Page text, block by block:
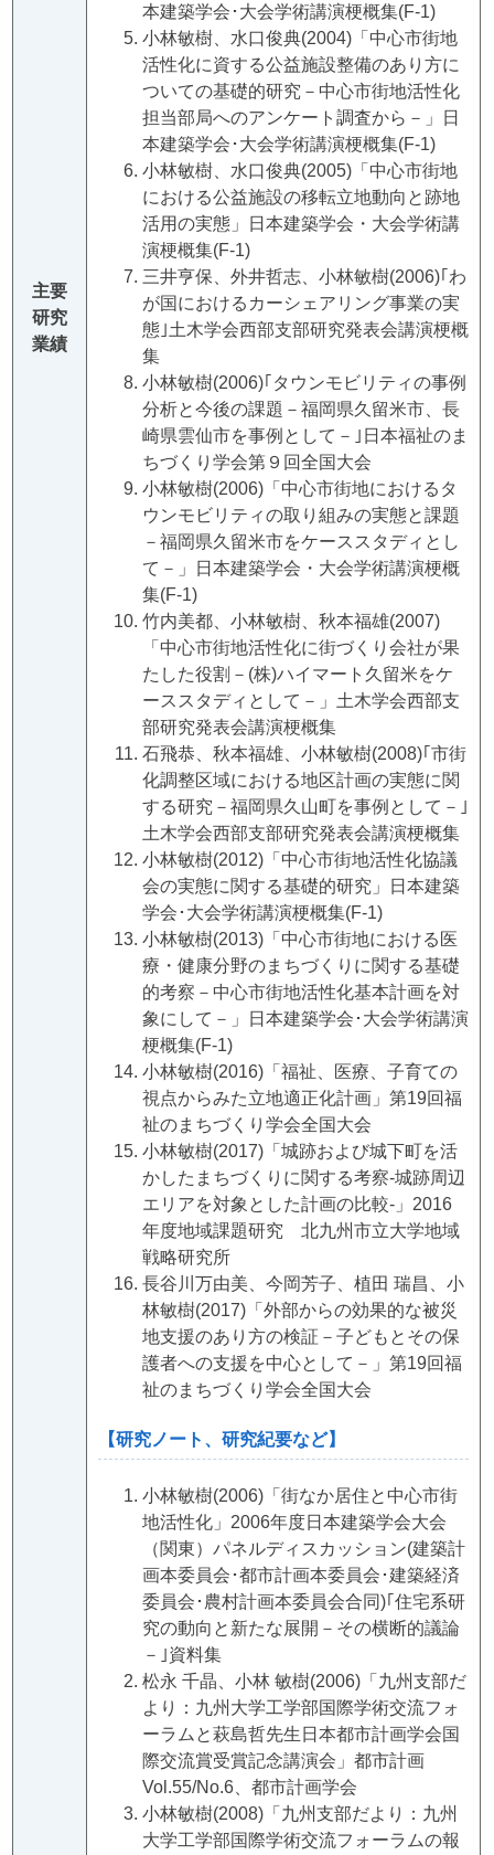
主要
研究
業績
本建築学会･大会学術講演梗概集(F-1)
小林敏樹、水口俊典(2004)「中心市街地
活性化に資する公益施設整備のあり方に
ついての基礎的研究－中心市街地活性化
担当部局へのアンケート調査から－」日
本建築学会･大会学術講演梗概集(F-1)
小林敏樹、水口俊典(2005)「中心市街地
における公益施設の移転立地動向と跡地
活用の実態」日本建築学会・大会学術講
演梗概集(F-1)
三井亨保、外井哲志、小林敏樹(2006)｢わ
が国におけるカーシェアリング事業の実
態｣土木学会西部支部研究発表会講演梗概
集
小林敏樹(2006)｢タウンモビリティの事例
分析と今後の課題－福岡県久留米市、長
崎県雲仙市を事例として－｣日本福祉のま
ちづくり学会第９回全国大会
小林敏樹(2006)「中心市街地におけるタ
ウンモビリティの取り組みの実態と課題
－福岡県久留米市をケーススタディとし
て－」日本建築学会・大会学術講演梗概
集(F-1)
竹内美都、小林敏樹、秋本福雄(2007)
「中心市街地活性化に街づくり会社が果
たした役割－(株)ハイマート久留米をケ
ーススタディとして－」土木学会西部支
部研究発表会講演梗概集
石飛恭、秋本福雄、小林敏樹(2008)｢市街
化調整区域における地区計画の実態に関
する研究－福岡県久山町を事例として－｣
土木学会西部支部研究発表会講演梗概集
小林敏樹(2012)「中心市街地活性化協議
会の実態に関する基礎的研究」日本建築
学会･大会学術講演梗概集(F-1)
小林敏樹(2013)「中心市街地における医
療・健康分野のまちづくりに関する基礎
的考察－中心市街地活性化基本計画を対
象にして－」日本建築学会･大会学術講演
梗概集(F-1)
小林敏樹(2016)「福祉、医療、子育ての
視点からみた立地適正化計画」第19回福
祉のまちづくり学会全国大会
小林敏樹(2017)「城跡および城下町を活
かしたまちづくりに関する考察‐城跡周辺
エリアを対象とした計画の比較‐」2016
年度地域課題研究 北九州市立大学地域
戦略研究所
長谷川万由美、今岡芳子、植田 瑞昌、小
林敏樹(2017)「外部からの効果的な被災
地支援のあり方の検証－子どもとその保
護者への支援を中心として－」第19回福
祉のまちづくり学会全国大会
【研究ノート、研究紀要など】
小林敏樹(2006)「街なか居住と中心市街
地活性化」2006年度日本建築学会大会
（関東）パネルディスカッション(建築計
画本委員会･都市計画本委員会･建築経済
委員会･農村計画本委員会合同)｢住宅系研
究の動向と新たな展開－その横断的議論
－｣資料集
松永 千晶、小林 敏樹(2006)「九州支部だ
より：九州大学工学部国際学術交流フォ
ーラムと萩島哲先生日本都市計画学会国
際交流賞受賞記念講演会」都市計画
Vol.55/No.6、都市計画学会
小林敏樹(2008)「九州支部だより：九州
大学工学部国際学術交流フォーラムの報